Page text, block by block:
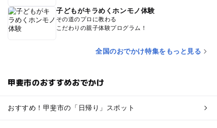
子どもがキラめくホンモノ体験
その道のプロに教わる
こだわりの親子体験プログラム！
全国のおでかけ特集をもっと見る
甲斐市のおすすめおでかけ
おすすめ！甲斐市の「日帰り」スポット